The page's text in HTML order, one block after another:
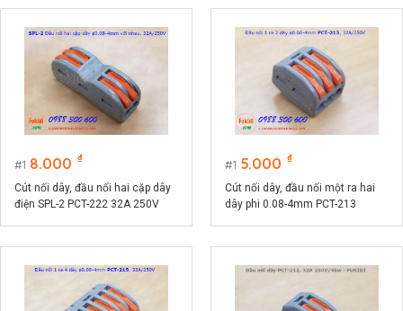
1 8.000 ₫
Cút nối dây, đầu nối hai cặp dây
điện SPL-2 PCT-222 32A 250V
1 5.000 ₫
Cút nối dây, đầu nối một ra hai
dây phi 0.08-4mm PCT-213